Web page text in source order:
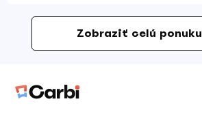
Zobraziť celú ponuku